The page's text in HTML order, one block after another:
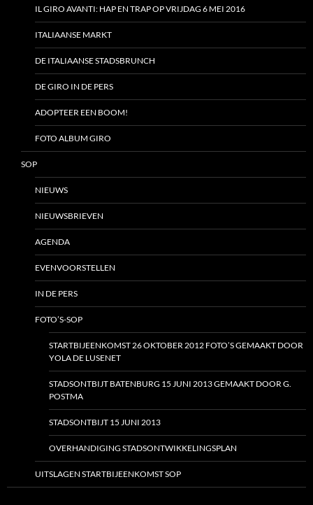
IL GIRO AVANTI: HAP EN TRAP OP VRIJDAG 6 MEI 2016
ITALIAANSE MARKT
DE ITALIAANSE STADSBRUNCH
DE GIRO IN DE PERS
ADOPTEER EEN BOOM!
FOTO ALBUM GIRO
SOP
NIEUWS
NIEUWSBRIEVEN
AGENDA
EVENVOORSTELLEN
IN DE PERS
FOTO’S-SOP
STARTBIJEENKOMST 26 OKTOBER 2012 FOTO’S GEMAAKT DOOR
YOLA DE LUSENET
STADSONTBIJT BATENBURG 15 JUNI 2013 GEMAAKT DOOR G.
POSTMA
STADSONTBIJT 15 JUNI 2013
OVERHANDIGING STADSONTWIKKELINGSPLAN
UITSLAGEN STARTBIJEENKOMST SOP